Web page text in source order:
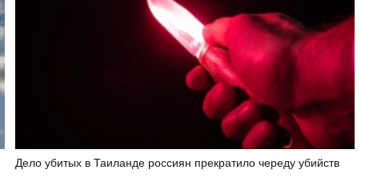
Дело убитых в Таиланде россиян прекратило череду убийств